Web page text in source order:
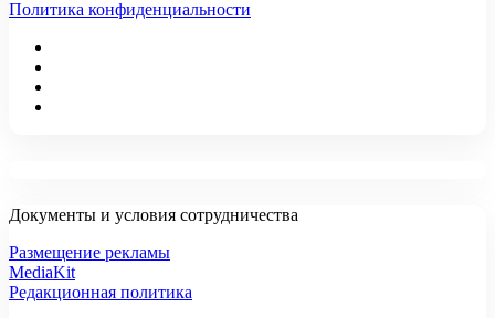
Политика конфиденциальности
Документы и условия сотрудничества
Размещение рекламы
MediaKit
Редакционная политика